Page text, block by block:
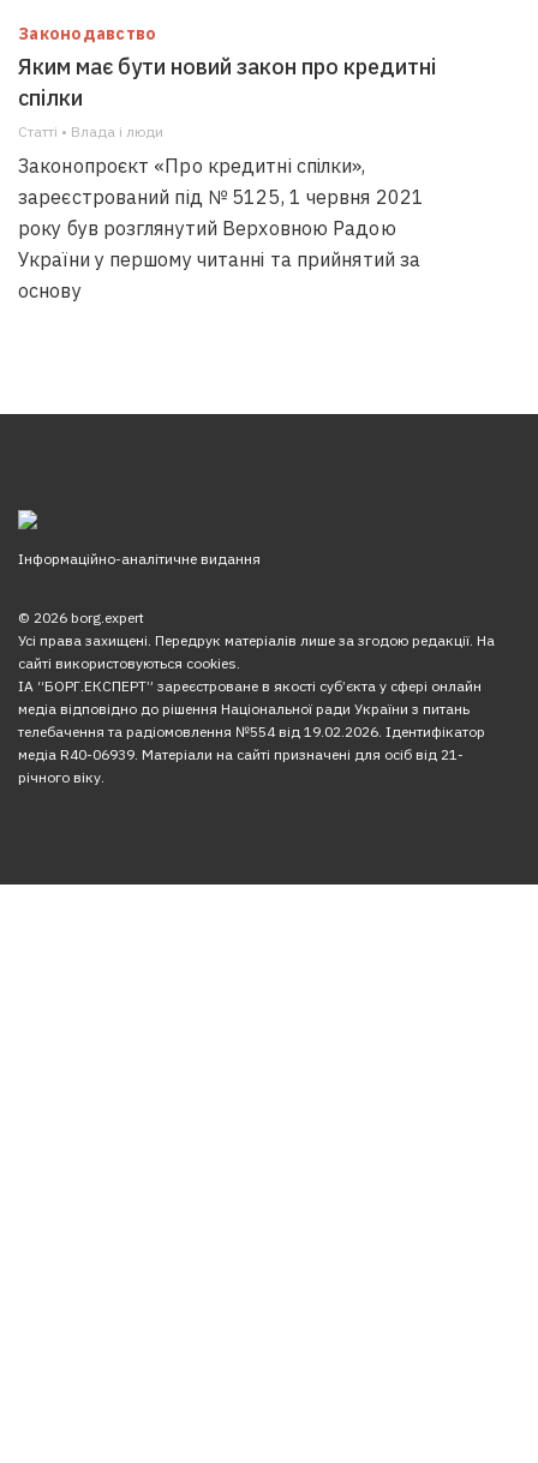
Законодавство
Яким має бути новий закон про кредитні
спілки
Статті • Влада i люди
Законопроєкт «Про кредитні спілки»,
зареєстрований під № 5125, 1 червня 2021
року був розглянутий Верховною Радою
України у першому читанні та прийнятий за
основу
Інформаційно-аналітичне видання
© 2026 borg.expert
Усі права захищені. Передрук матеріалів лише за згодою редакції. На
сайті використовуються cookies.
ІА “БОРГ.ЕКСПЕРТ” зареєстроване в якості суб’єкта у сфері онлайн
медіа відповідно до рішення Національної ради України з питань
телебачення та радіомовлення №554 від 19.02.2026. Ідентифікатор
медіа R40-06939. Матеріали на сайті призначені для осіб від 21-
річного віку.